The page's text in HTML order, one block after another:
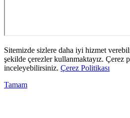
Sitemizde sizlere daha iyi hizmet
şekilde çerezler kullanmaktayız. Çerez
inceleyebilirsiniz. Çerez Politikası
Tamam